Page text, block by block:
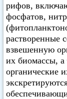
рифов,
фосфатов,
растворенные
взвешенную
их биомассы, а
органические